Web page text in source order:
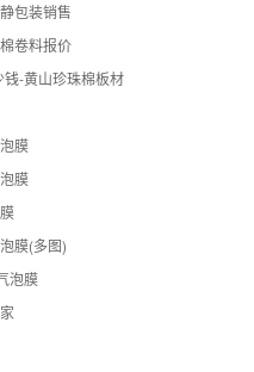
包装销售
卷料报价
-黄山珍珠棉板材
膜
膜
膜(多图)
泡膜